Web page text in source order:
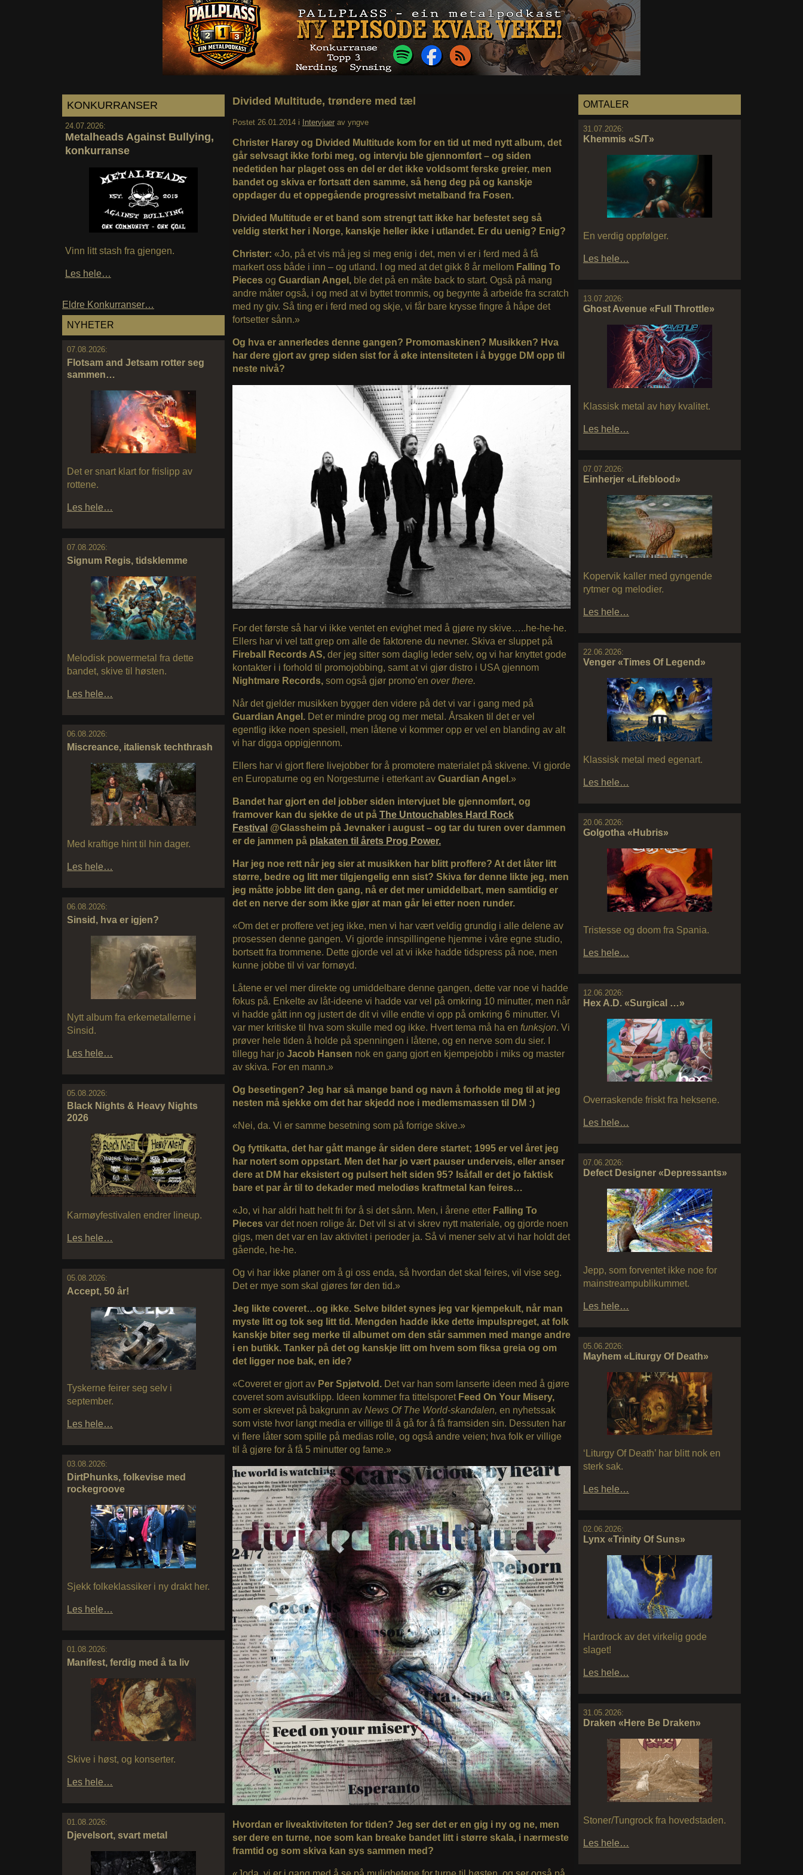
KONKURRANSER
24.07.2026:
Metalheads Against Bullying,
konkurranse
Vinn litt stash fra gjengen.
Les hele…
Eldre Konkurranser…
NYHETER
07.08.2026:
Flotsam and Jetsam rotter seg
sammen…
Det er snart klart for frislipp av
rottene.
Les hele…
07.08.2026:
Signum Regis, tidsklemme
Melodisk powermetal fra dette
bandet, skive til høsten.
Les hele…
06.08.2026:
Miscreance, italiensk techthrash
Med kraftige hint til hin dager.
Les hele…
06.08.2026:
Sinsid, hva er igjen?
Nytt album fra erkemetallerne i
Sinsid.
Les hele…
05.08.2026:
Black Nights & Heavy Nights
2026
Karmøyfestivalen endrer lineup.
Les hele…
05.08.2026:
Accept, 50 år!
Tyskerne feirer seg selv i
september.
Les hele…
03.08.2026:
DirtPhunks, folkevise med
rockegroove
Sjekk folkeklassiker i ny drakt her.
Les hele…
01.08.2026:
Manifest, ferdig med å ta liv
Skive i høst, og konserter.
Les hele…
01.08.2026:
Djevelsort, svart metal
OMTALER
31.07.2026:
Khemmis «S/T»
En verdig oppfølger.
Les hele…
13.07.2026:
Ghost Avenue «Full Throttle»
Klassisk metal av høy kvalitet.
Les hele…
07.07.2026:
Einherjer «Lifeblood»
Kopervik kaller med gyngende
rytmer og melodier.
Les hele…
22.06.2026:
Venger «Times Of Legend»
Klassisk metal med egenart.
Les hele…
20.06.2026:
Golgotha «Hubris»
Tristesse og doom fra Spania.
Les hele…
12.06.2026:
Hex A.D. «Surgical …»
Overraskende friskt fra heksene.
Les hele…
07.06.2026:
Defect Designer «Depressants»
Jepp, som forventet ikke noe for
mainstreampublikummet.
Les hele…
05.06.2026:
Mayhem «Liturgy Of Death»
‘Liturgy Of Death’ har blitt nok en
sterk sak.
Les hele…
02.06.2026:
Lynx «Trinity Of Suns»
Hardrock av det virkelig gode
slaget!
Les hele…
31.05.2026:
Draken «Here Be Draken»
Stoner/Tungrock fra hovedstaden.
Les hele…
Divided Multitude, trøndere med tæl
Postet 26.01.2014 i Intervjuer av yngve
Christer Harøy og Divided Multitude kom for en tid ut med nytt album, det
går selvsagt ikke forbi meg, og intervju ble gjennomført – og siden
nedetiden har plaget oss en del er det ikke voldsomt ferske greier, men
bandet og skiva er fortsatt den samme, så heng deg på og kanskje
oppdager du et oppegående progressivt metalband fra Fosen.
Divided Multitude er et band som strengt tatt ikke har befestet seg så
veldig sterkt her i Norge, kanskje heller ikke i utlandet. Er du uenig? Enig?
Christer: «Jo, på et vis må jeg si meg enig i det, men vi er i ferd med å få
markert oss både i inn – og utland. I og med at det gikk 8 år mellom Falling To
Piecesog Guardian Angel,ble det på en måte back to start. Også på mang
andre måter også, i og med at vi byttet trommis, og begynte å arbeide fra scratch
med ny giv. Så ting er i ferd med og skje, vi får bare krysse fingre å håpe det
fortsetter sånn.»
Og hva er annerledes denne gangen? Promomaskinen? Musikken? Hva
har dere gjort av grep siden sist for å øke intensiteten i å bygge DM opp til
neste nivå?
For det første så har vi ikke ventet en evighet med å gjøre ny skive…..he-he-he.
Ellers har vi vel tatt grep om alle de faktorene du nevner. Skiva er sluppet på
Fireball Records AS,der jeg sitter som daglig leder selv, og vi har knyttet gode
kontakter i i forhold til promojobbing, samt at vi gjør distro i USA gjennom
Nightmare Records, som også gjør promo’en over there.
Når det gjelder musikken bygger den videre på det vi var i gang med på
Guardian Angel. Det er mindre prog og mer metal. Årsaken til det er vel
egentlig ikke noen spesiell, men låtene vi kommer opp er vel en blanding av alt
vi har digga oppigjennom.
Ellers har vi gjort flere livejobber for å promotere materialet på skivene. Vi gjorde
en Europaturne og en Norgesturne i etterkant av Guardian Angel .»
Bandet har gjort en del jobber siden intervjuet ble gjennomført, og
framover kan du sjekke de ut på The Untouchables Hard Rock
Festival @Glassheim på Jevnaker i august – og tar du turen over dammen
er de jammen på plakaten til årets Prog Power.
Har jeg noe rett når jeg sier at musikken har blitt proffere? At det låter litt
større, bedre og litt mer tilgjengelig enn sist? Skiva før denne likte jeg, men
jeg måtte jobbe litt den gang, nå er det mer umiddelbart, men samtidig er
det en nerve der som ikke gjør at man går lei etter noen runder.
«Om det er proffere vet jeg ikke, men vi har vært veldig grundig i alle delene av
prosessen denne gangen. Vi gjorde innspillingene hjemme i våre egne studio,
bortsett fra trommene. Dette gjorde vel at vi ikke hadde tidspress på noe, men
kunne jobbe til vi var fornøyd.
Låtene er vel mer direkte og umiddelbare denne gangen, dette var noe vi hadde
fokus på. Enkelte av låt-ideene vi hadde var vel på omkring 10 minutter, men når
vi hadde gått inn og justert de dit vi ville endte vi opp på omkring 6 minutter. Vi
var mer kritiske til hva som skulle med og ikke. Hvert tema må ha en funksjon. Vi
prøver hele tiden å holde på spenningen i låtene, og en nerve som du sier. I
tillegg har jo Jacob Hansen nok en gang gjort en kjempejobb i miks og master
av skiva. For en mann.»
Og besetingen? Jeg har så mange band og navn å forholde meg til at jeg
nesten må sjekke om det har skjedd noe i medlemsmassen til DM :)
«Nei, da. Vi er samme besetning som på forrige skive.»
Og fyttikatta, det har gått mange år siden dere startet; 1995 er vel året jeg
har notert som oppstart. Men det har jo vært pauser underveis, eller anser
dere at DM har eksistert og pulsert helt siden 95? Isåfall er det jo faktisk
bare et par år til to dekader med melodiøs kraftmetal kan feires…
«Jo, vi har aldri hatt helt fri for å si det sånn. Men, i årene etter Falling To
Piecesvar det noen rolige år. Det vil si at vi skrev nytt materiale, og gjorde noen
gigs, men det var en lav aktivitet i perioder ja. Så vi mener selv at vi har holdt det
gående, he-he.
Og vi har ikke planer om å gi oss enda, så hvordan det skal feires, vil vise seg.
Det er mye som skal gjøres før den tid.»
Jeg likte coveret…og ikke. Selve bildet synes jeg var kjempekult, når man
myste litt og tok seg litt tid. Mengden hadde ikke dette impulspreget, at folk
kanskje biter seg merke til albumet om den står sammen med mange andre
i en butikk. Tanker på det og kanskje litt om hvem som fiksa greia og om
det ligger noe bak, en ide?
«Coveret er gjort av Per Spjøtvold. Det var han som lanserte ideen med å gjøre
coveret som avisutklipp. Ideen kommer fra tittelsporet Feed On Your Misery,
som er skrevet på bakgrunn av News Of The World-skandalen, en nyhetssak
som viste hvor langt media er villige til å gå for å få framsiden sin. Dessuten har
vi flere låter som spille på medias rolle, og også andre veien; hva folk er villige
til å gjøre for å få 5 minutter og fame.»
Hvordan er liveaktiviteten for tiden? Jeg ser det er en gig i ny og ne, men
ser dere en turne, noe som kan breake bandet litt i større skala, i nærmeste
framtid og som skiva kan sys sammen med?